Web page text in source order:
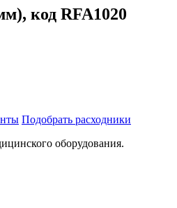
код RFA1020
Подобрать расходники
оборудования.